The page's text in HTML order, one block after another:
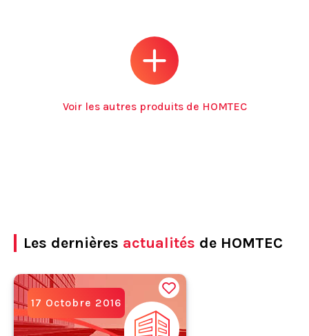
Voir les autres produits de HOMTEC
Les dernières actualités de HOMTEC
17 Octobre 2016